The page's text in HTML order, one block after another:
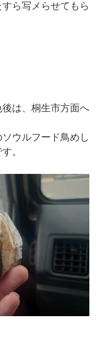
ら写メらせてもら
は、桐生市方面へ
ウルフード鳥めし
。